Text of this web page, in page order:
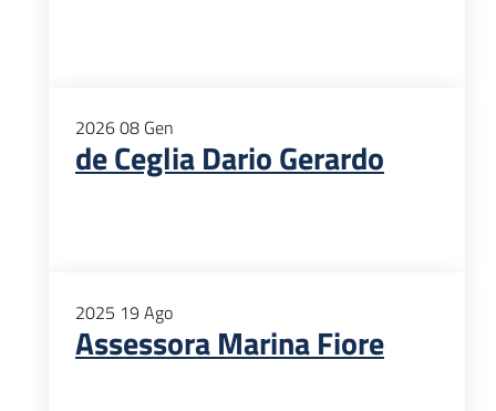
202608 Gen
de Ceglia Dario Gerardo
2025 19 Ago
Assessora Marina Fiore